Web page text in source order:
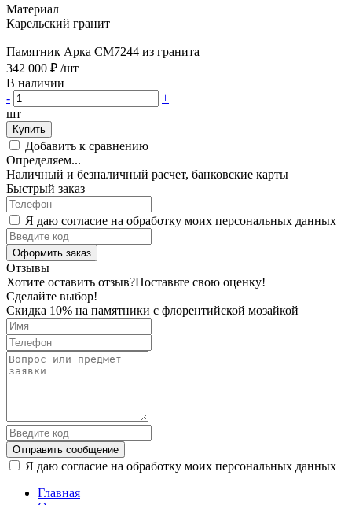
Материал
Карельский гранит
Памятник Арка CM7244 из гранита
342 000 ₽ /шт
В наличии
-
+
шт
Купить
Добавить к сравнению
Определяем...
Наличный и безналичный расчет, банковские карты
Быстрый заказ
Я даю согласие на обработку моих персональных данных
Оформить заказ
Отзывы
Хотите оставить отзыв?Поставьте свою оценку!
Сделайте выбор!
Скидка 10% на памятники с флорентийской мозайкой
Отправить сообщение
Я даю согласие на обработку моих персональных данных
Главная